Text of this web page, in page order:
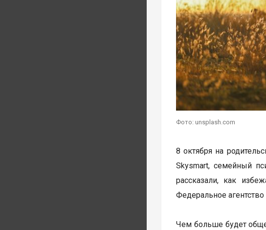
Фото: unsplash.com
8 октября на
Skysmart, семейный
рассказали, как
Федеральное агентство
Чем больше будет